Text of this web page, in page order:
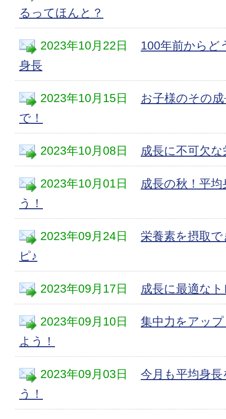
るってほんと？
2023年10月22日
100年前からど
身長
2023年10月15日
お子様のその
で！
2023年10月08日 成長に不可欠
2023年10月01日
成長の秋！平
う！
2023年09月24日
栄養素を摂取
ピ♪
2023年09月17日 成長に最適な
2023年09月10日
集中力をアッ
よう！
2023年09月03日
今月も平均身
う！